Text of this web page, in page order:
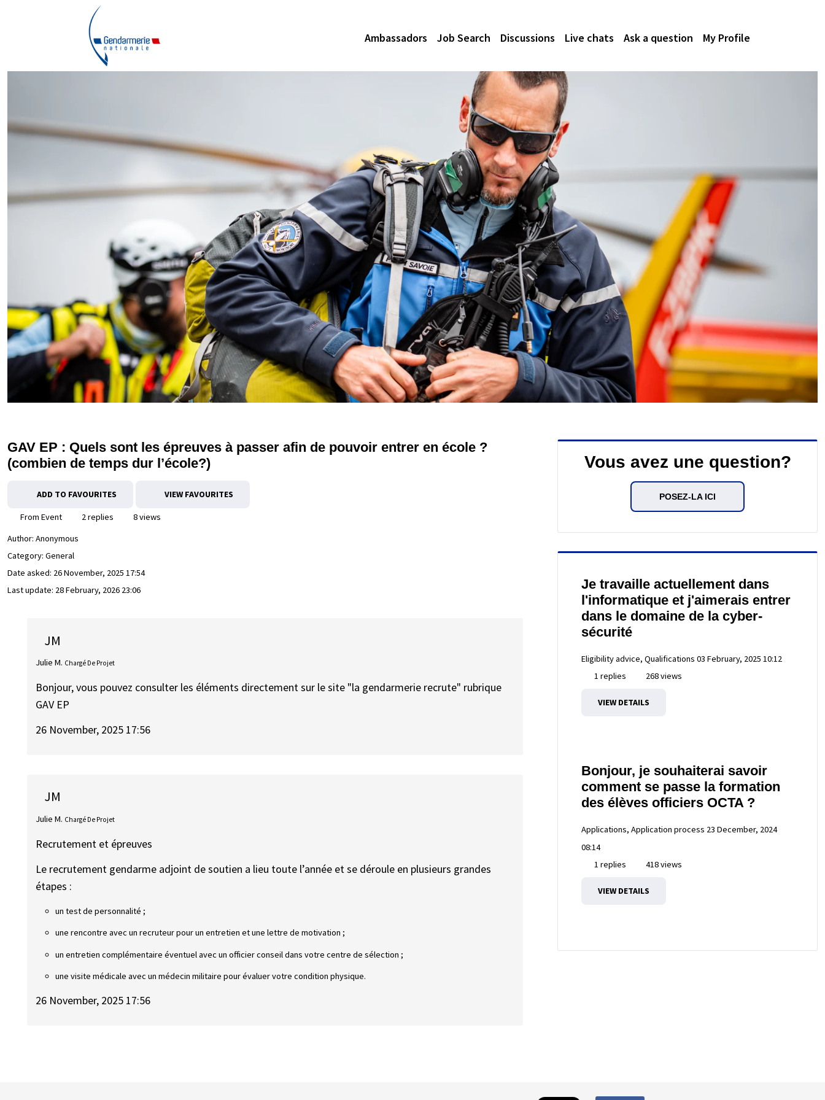
Ambassadors Job Search Discussions Live chats Ask a question My Profile
GAV EP : Quels sont les épreuves à passer afin de pouvoir entrer en école ?
(combien de temps dur l’école?)
ADD TO FAVOURITES VIEW FAVOURITES
From Event 2 replies
8 views
Author: Anonymous
Category: General
Date asked: 26 November, 2025 17:54
Last update: 28 February, 2026 23:06
JM
Julie M. Chargé De Projet
Bonjour, vous pouvez consulter les éléments directement sur le site "la gendarmerie recrute" rubrique
GAV EP
26 November, 2025 17:56
JM
Julie M. Chargé De Projet
Recrutement et épreuves
Le recrutement gendarme adjoint de soutien a lieu toute l’année et se déroule en plusieurs grandes
étapes :
un test de personnalité ;
une rencontre avec un recruteur pour un entretien et une lettre de motivation ;
un entretien complémentaire éventuel avec un officier conseil dans votre centre de sélection ;
une visite médicale avec un médecin militaire pour évaluer votre condition physique.
26 November, 2025 17:56
Vous avez une question?
POSEZ-LA ICI
Je travaille actuellement dans
l'informatique et j'aimerais entrer
dans le domaine de la cyber-
sécurité
Eligibility advice, Qualifications 03 February, 2025 10:12
1 replies
268 views
VIEW DETAILS
Bonjour, je souhaiterai savoir
comment se passe la formation
des élèves officiers OCTA ?
Applications, Application process 23 December, 2024
08:14
1 replies
418 views
VIEW DETAILS